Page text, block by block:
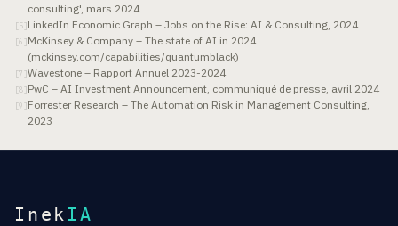
consulting', mars 2024
[5]LinkedIn Economic Graph – Jobs on the Rise: AI & Consulting, 2024
[6 ]McKinsey & Company – The state of AI in 2024
(mckinsey.com/capabilities/quantumblack)
[7 ]Wavestone – Rapport Annuel 2023-2024
[8]PwC – AI Investment Announcement, communiqué de presse, avril 2024
[9 ]Forrester Research – The Automation Risk in Management Consulting,
2023
Inek IA